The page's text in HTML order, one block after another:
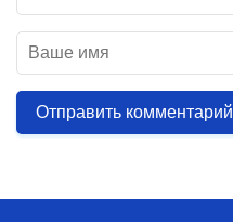
Отправить комментарий